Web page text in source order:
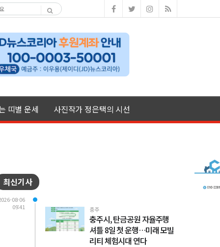
띠별 운세 사진작가 정은택의 시선
최신기사
08-06
09:41
충주
충주시, 탄금공원 자율주행
셔틀 8일 첫 운행…미래 모빌
리티 체험시대 연다